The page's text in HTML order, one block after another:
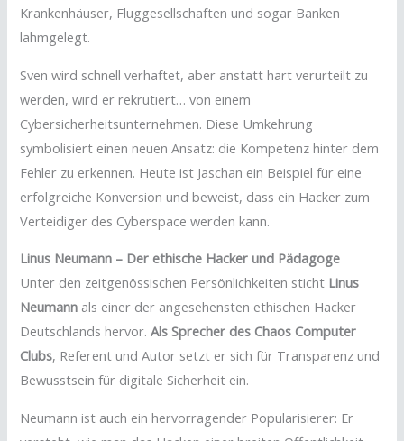
Krankenhäuser, Fluggesellschaften und sogar Banken
lahmgelegt.
Sven wird schnell verhaftet, aber anstatt hart verurteilt zu
werden, wird er rekrutiert… von einem
Cybersicherheitsunternehmen. Diese Umkehrung
symbolisiert einen neuen Ansatz: die Kompetenz hinter dem
Fehler zu erkennen. Heute ist Jaschan ein Beispiel für eine
erfolgreiche Konversion und beweist, dass ein Hacker zum
Verteidiger des Cyberspace werden kann.
Linus Neumann – Der ethische Hacker und Pädagoge
Unter den zeitgenössischen Persönlichkeiten sticht Linus
Neumann als einer der angesehensten ethischen Hacker
Deutschlands hervor.Als Sprecher des Chaos Computer
Clubs, Referent und Autor setzt er sich für Transparenz und
Bewusstsein für digitale Sicherheit ein.
Neumann ist auch ein hervorragender Popularisierer: Er